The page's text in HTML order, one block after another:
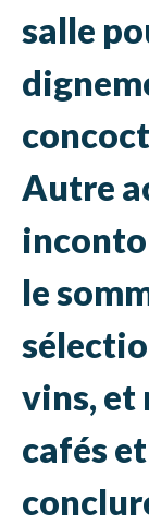
salle
Autre
le
vins, et
cafés